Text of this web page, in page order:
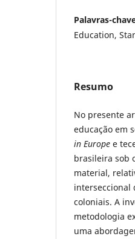
Palavras-
Education,
Resumo
No presente
educação em
in Europe e
brasileira sob
material,
interseccional
coloniais. A
metodologia
uma